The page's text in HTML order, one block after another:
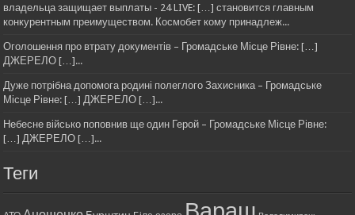
владельца защищает выплаты - 24 LIVE: […] становится главным
конкурентным преимуществом. Космобет кому принадлеж...
Оголошення про втрату документів – Громадське Місце Рівне: […]
ДЖЕРЕЛО […]...
Дуже потрібна допомога родині полеглого Захисника – Громадське
Місце Рівне: […] ДЖЕРЕЛО […]...
Небесне військо поповнив ще один Герой – Громадське Місце Рівне:
[…] ДЖЕРЕЛО […]...
Теги